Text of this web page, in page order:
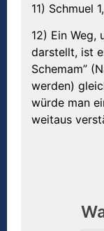
11) Schmuel
12) Ein Weg,
darstellt, ist
Schemam”
werden)
würde man
weitaus